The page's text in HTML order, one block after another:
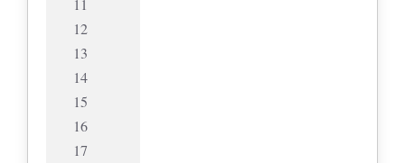
11
12
13
14
15
16
17